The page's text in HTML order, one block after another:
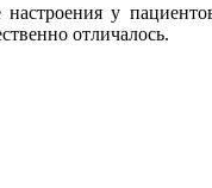
настроения у
отличалось.